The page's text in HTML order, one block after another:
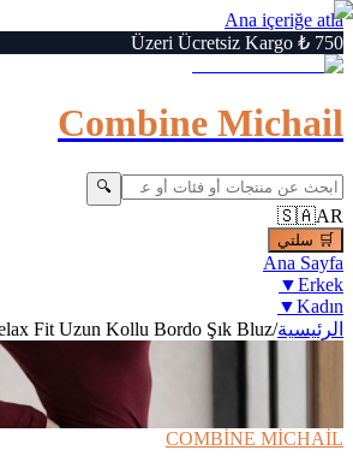
Ana içeriğe atla
750 ₺ Üzeri Ücretsiz Kargo
Combine Michail
🔍
🇸🇦AR
🛒 سلتي
Ana Sayfa
Erkek
▼
Kadın
▼
الرئيسية/
Fit Uzun Kollu Bordo Şık Bluz
COMBİNE MİCHAİL